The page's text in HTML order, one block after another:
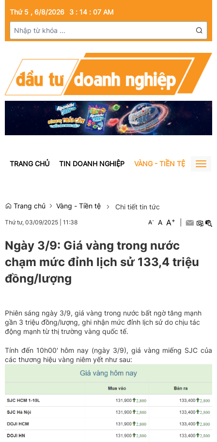
Thứ 5 , 6/8/2026 3 : 14 : 07 AM
TRANG CHỦ TIN DOANH NGHIỆP VÀNG - TIỀN TỆ BẤT
Trang chủ Vàng - Tiền tệ Chi tiết tin tức
Thứ tư, 03/09/2025 11:38 A- A A+
Ngày 3/9: Giá vàng trong nước
chạm mức đỉnh lịch sử 133,4 triệu
đồng/lượng
Phiên sáng ngày 3/9, giá vàng trong nước bất ngờ tăng mạnh
gần 3 triệu đồng/lượng, ghi nhận mức đỉnh lịch sử do chịu tác
động mạnh từ thị trường vàng quốc tế.
Tính đến 10h00' hôm nay (ngày 3/9), giá vàng miếng SJC của
các thương hiệu vàng niêm yết như sau: